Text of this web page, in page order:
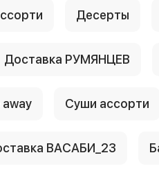
Десерты
Доставка РУМЯНЦЕВ
Суши ассорти
ВАСАБИ_23